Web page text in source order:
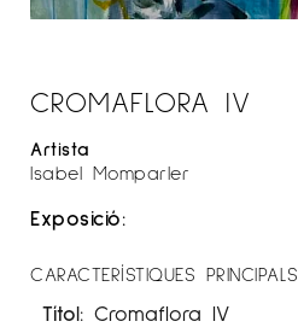
CROMAFLORA IV
Artista
Isabel Momparler
Exposició:
CARACTERÍSTIQUES PRINCIPALS
Títol: Cromaflora IV